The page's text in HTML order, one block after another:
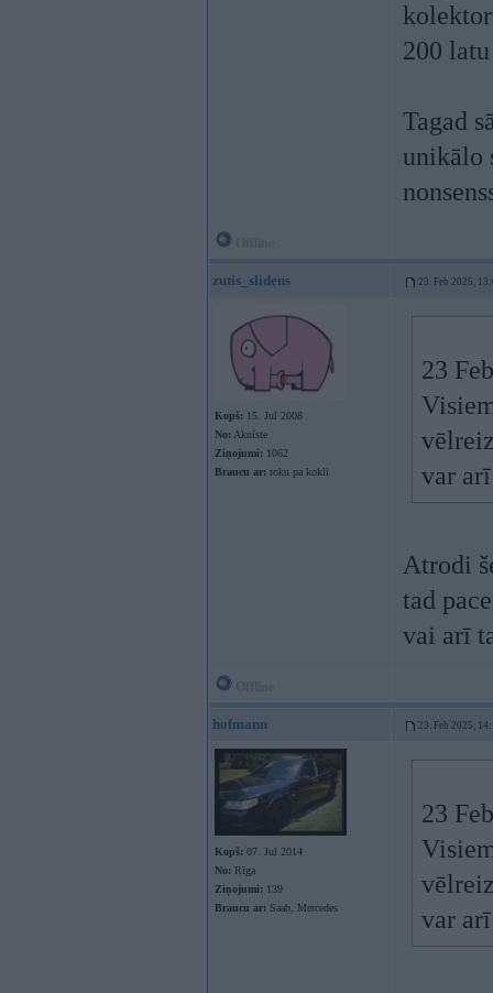
200
Tagad
unikālo
zutis_slidens 23. Feb 2025,
Kopš: 15. Jul 2008
No: Aknīste
Ziņojumi: 1062
Braucu ar: roku pa kokli
23
var
Atrodi
tad
vai arī
hofmann 23. Feb 2025,
Kopš: 07. Jul 2014
No: Rīga
Ziņojumi: 139
Braucu ar: Saab, Mercedes
23
var